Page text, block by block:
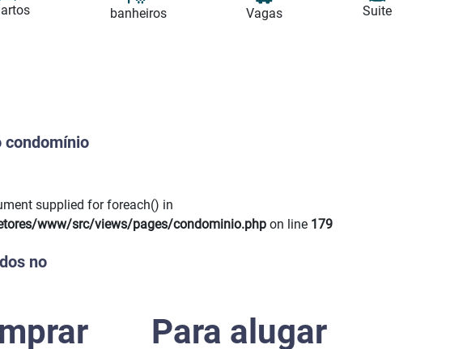
banheiros Vagas Suite
condomínio
supplied for foreach() in
www/src/views/pages/condominio.php on line 179
no
Para alugar